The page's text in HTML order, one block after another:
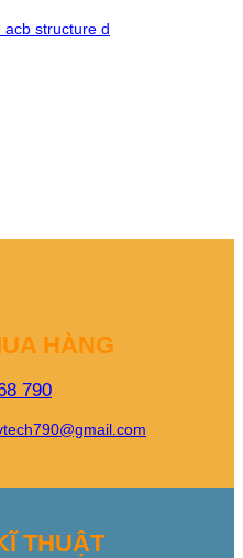
HÀNG
790
THUẬT